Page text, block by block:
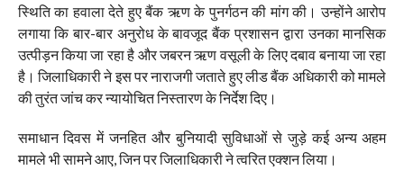
स्थिति का हवाला देते हुए बैंक ऋण के पुनर्गठन की मांग की। उन्होंने आरोप
लगाया कि बार-बार अनुरोध के बावजूद बैंक प्रशासन द्वारा उनका मानसिक
उत्पीड़न किया जा रहा है और जबरन ऋण वसूली के लिए दबाव बनाया जा रहा
है। जिलाधिकारी ने इस पर नाराजगी जताते हुए लीड बैंक अधिकारी को मामले
की तुरंत जांच कर न्यायोचित निस्तारण के निर्देश दिए।
समाधान दिवस में जनहित और बुनियादी सुविधाओं से जुड़े कई अन्य अहम
मामले भी सामने आए, जिन पर जिलाधिकारी ने त्वरित एक्शन लिया।